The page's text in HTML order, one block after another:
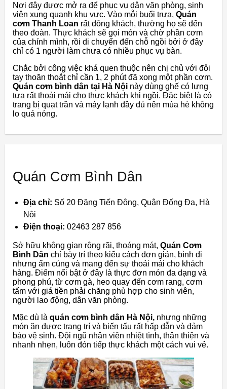
Nơi đây được mở ra để phục vụ dân văn phòng, sinh
viên xung quanh khu vực. Vào mỗi buổi trưa, Quán
cơm Thanh Loan rất đông khách, thường họ sẽ đến
theo đoàn. Thực khách sẽ gọi món và chờ phần cơm
của chính mình, rồi di chuyển đến chỗ ngồi bởi ở đây
chỉ có 1 người làm chưa có nhiều phục vụ bàn.
Chắc bởi công việc khá quen thuộc nên chị chủ với đôi
tay thoăn thoắt chỉ cần 1, 2 phút đã xong một phần cơm.
Quán cơm bình dân tại Hà Nội này dùng ghế có lưng
tựa rất thoải mái cho thực khách khi ngồi. Đặc biệt là có
trang bị quạt trần và máy lạnh đầy đủ nên mùa hè không
lo quá nóng.
Quán Cơm Bình Dân
Địa chỉ: Số 20 Đặng Tiến Đông, Quận Đống Đa, Hà
Nội
Điện thoại: 02463 287 856
Sở hữu không gian rộng rãi, thoáng mát, Quán Cơm
Bình Dân chỉ bày trí theo kiểu cách đơn giản, bình dị
nhưng ấm cúng và mang đến sự thoải mái cho khách
hàng. Điểm nổi bật ở đây là thực đơn món đa dạng và
phong phú, từ cơm gà, heo quay đến cơm rang, cơm
tấm với giá tiền phải chăng phù hợp cho sinh viên,
người lao động, dân văn phòng.
Mặc dù là quán cơm bình dân Hà Nội, nhưng những
món ăn được trang trí và biến tấu rất hấp dẫn và đảm
bảo vệ sinh. Đội ngũ nhân viên nhiệt tình, thân thiện và
nhanh nhẹn, luôn đón tiếp thực khách một cách vui vẻ.